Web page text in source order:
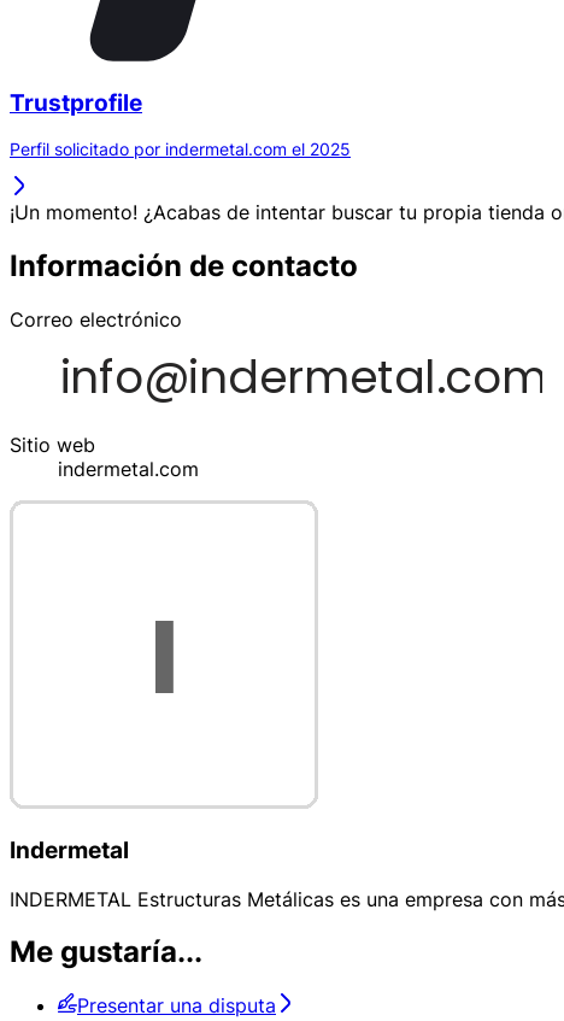
Trustprofile
Perfil solicitado por indermetal.com el 2025
¡Un momento! ¿Acabas de intentar buscar tu propia tienda
Información de contacto
Correo electrónico
Sitio web
indermetal.com
Indermetal
INDERMETAL Estructuras Metálicas es una empresa con
Me gustaría...
Presentar una disputa